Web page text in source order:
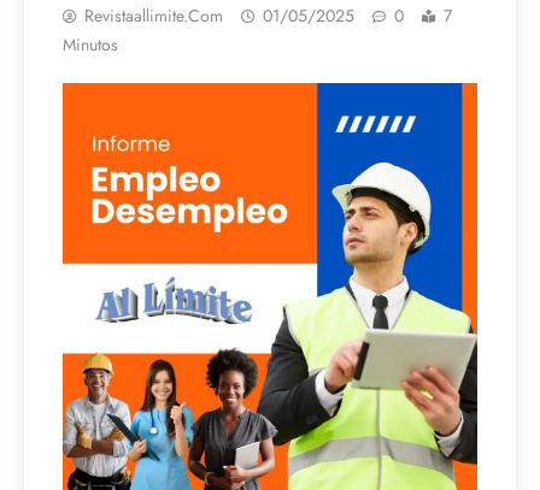
Revistaallimite.com 01/05/2025 0
7
Minutos